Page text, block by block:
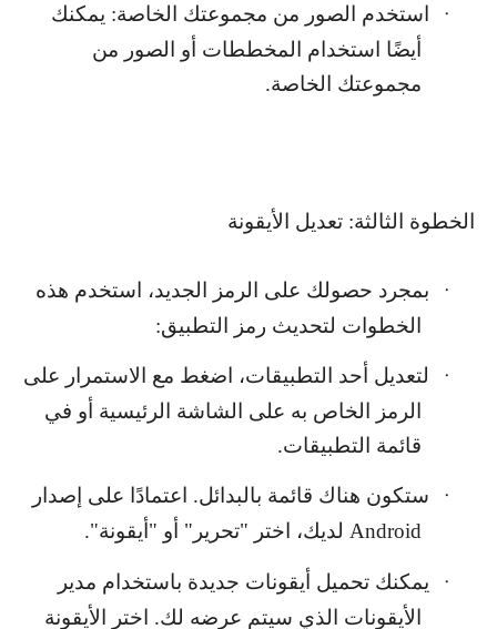
·
استخدم الصور من مجموعتك الخاصة: يمكنك
أيضًا استخدام المخططات أو الصور من
مجموعتك الخاصة.
الخطوة الثالثة: تعديل الأيقونة
·
بمجرد حصولك على الرمز الجديد، استخدم هذه
الخطوات لتحديث رمز التطبيق:
·
لتعديل أحد التطبيقات، اضغط مع الاستمرار على
الرمز الخاص به على الشاشة الرئيسية أو في
قائمة التطبيقات.
·
ستكون هناك قائمة بالبدائل. اعتمادًا على إصدار
Android لديك، اختر "تحرير" أو "أيقونة".
·
يمكنك تحميل أيقونات جديدة باستخدام مدير
الأيقونات الذي سيتم عرضه لك. اختر الأيقونة